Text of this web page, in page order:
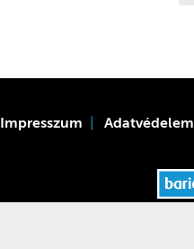
Impresszum Adatvédelem